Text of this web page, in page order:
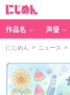
作品名 声優
にじめん > ニュース >